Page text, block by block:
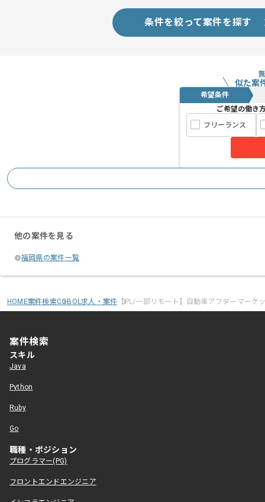
案件元企業からは複数名が参画してお
っております。
条件を絞って案件を探す
似た案
希望条件
ご希望の働き
フリーランス
他の案件を見る
福岡県の案件一覧
HOME案件検索COBOL求人・案件 【PL/一部リモート】自動車アフターマーケ
案件検索
スキル
Java
Python
Ruby
Go
職種・ポジション
プログラマー(PG)
フロントエンドエンジニア